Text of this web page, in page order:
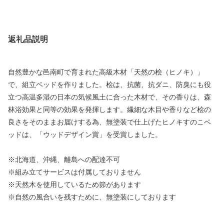
返礼品説明
自然豊かな邑南町で育まれた高級木材「天然の桧（ヒノキ）」
で、組立ベッドを作りました。桧は、抗菌、抗ダニ、防臭にも役
立つ高温多湿の日本の気候風土に合った木材で、その香りは、森
林浴効果と同等の効果を発揮します。繊細な木目や香りなど桧の
良さをそのままお届けする為、無塗装で仕上げたヒノキすのこベ
ッドは、「ウッドデザイン賞」を受賞しました。
※北海道、沖縄、離島への配達不可
※組み立てサービスは付属しておりません
※天然木を使用しているため節があります
※自然の風合いを残すために、無塗装にしております